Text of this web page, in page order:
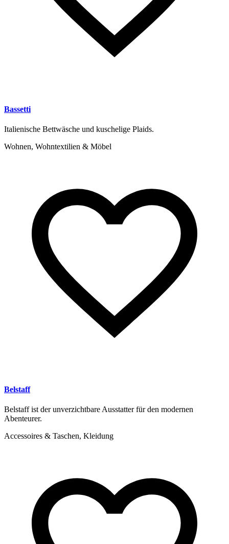
Bassetti
Italienische Bettwäsche und kuschelige Plaids.
Wohnen, Wohntextilien & Möbel
Belstaff
Belstaff ist der unverzichtbare Ausstatter für den modernen
Abenteurer.
Accessoires & Taschen, Kleidung